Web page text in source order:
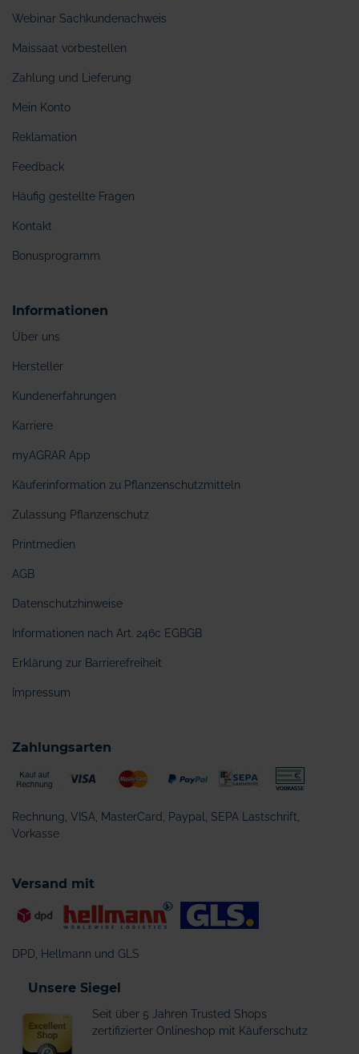
Webinar Sachkundenachweis
Maissaat vorbestellen
Zahlung und Lieferung
Mein Konto
Reklamation
Feedback
Häufig gestellte Fragen
Kontakt
Bonusprogramm
Informationen
Über uns
Hersteller
Kundenerfahrungen
Karriere
myAGRAR App
Käuferinformation zu Pflanzenschutzmitteln
Zulassung Pflanzenschutz
Printmedien
AGB
Datenschutzhinweise
Informationen nach Art. 246c EGBGB
Erklärung zur Barrierefreiheit
Impressum
Zahlungsarten
Rechnung, VISA, MasterCard, Paypal, SEPA Lastschrift,
Vorkasse
Versand mit
DPD, Hellmann und GLS
Unsere Siegel
Seit über 5 Jahren Trusted Shops
zertifizierter Onlineshop mit Käuferschutz